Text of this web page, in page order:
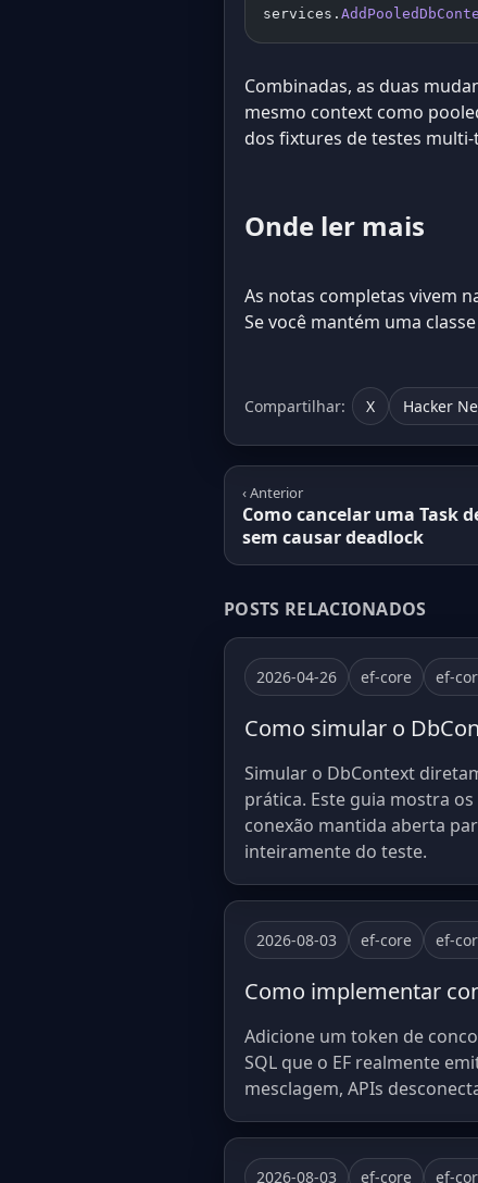
services.
Combinadas, as duas
mesmo context como
dos fixtures de testes
Onde ler mais
As notas completas vivem
Se você mantém uma
Compartilhar: X Hacker
‹ Anterior
Como cancelar uma Task
sem causar deadlock
POSTS RELACIONADOS
2026-04-26 ef-core ef-
Como simular o
Simular o DbContext
prática. Este guia mostra
conexão mantida aberta
inteiramente do teste.
2026-08-03 ef-core ef-
Como implementar
Adicione um token de
SQL que o EF realmente
mesclagem, APIs
2026-08-03 ef-core ef-